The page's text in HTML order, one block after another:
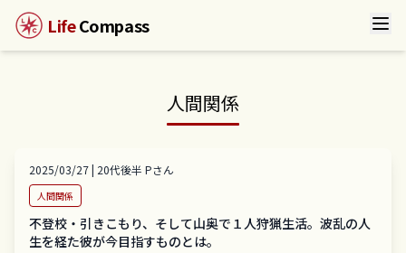
LifeCompass
人間関係
2025/03/27| 20代後半 Pさん
人間関係
不登校・引きこもり、そして山奥で１人狩猟生活。波乱の人
生を経た彼が今目指すものとは。